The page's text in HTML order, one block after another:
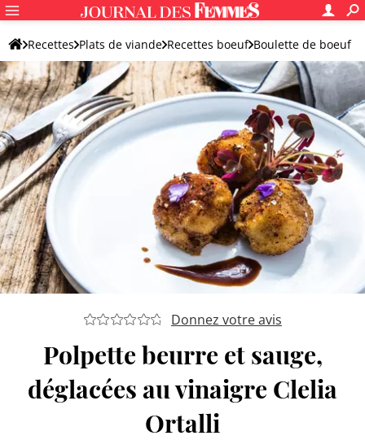
Recettes Plats de viande Recettes boeuf Boulette de boeuf
Donnez votre avis
Polpette beurre et sauge,
déglacées au vinaigre Clelia
Ortalli